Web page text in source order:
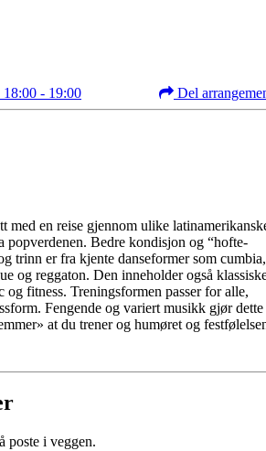
- 19:00 Del
med en reise gjennom ulike
popverdenen. Bedre kondisjon og “hofte-
trinn er fra kjente danseformer som cumbia,
og reggaton. Den inneholder også
og fitness. Treningsformen passer for alle,
Fengende og variert musikk gjør dette
at du trener og humøret og
poste i veggen.